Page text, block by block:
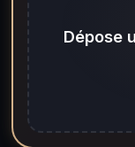
Dépose